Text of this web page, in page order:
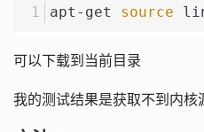
apt-get source
可以下载到当前目录
我的测试结果是获取不到内核